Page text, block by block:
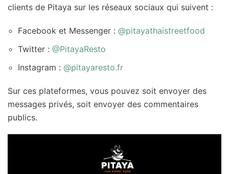
clients de Pitaya sur les réseaux sociaux qui suivent :
Facebook et Messenger : @pitayathaistreetfood
Twitter : @PitayaResto
Instagram : @pitayaresto.fr
Sur ces plateformes, vous pouvez soit envoyer des
messages privés, soit envoyer des commentaires
publics.